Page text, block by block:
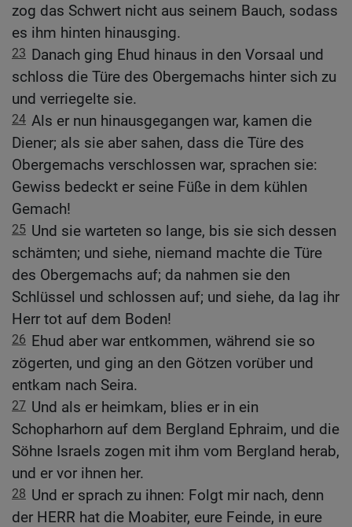
zog das Schwert nicht aus seinem Bauch, sodass
es ihm hinten hinausging.
23 Danach ging Ehud hinaus in den Vorsaal und
schloss die Türe des Obergemachs hinter sich zu
und verriegelte sie.
24 Als er nun hinausgegangen war, kamen die
Diener; als sie aber sahen, dass die Türe des
Obergemachs verschlossen war, sprachen sie:
Gewiss bedeckt er seine Füße in dem kühlen
Gemach!
25 Und sie warteten so lange, bis sie sich dessen
schämten; und siehe, niemand machte die Türe
des Obergemachs auf; da nahmen sie den
Schlüssel und schlossen auf; und siehe, da lag ihr
Herr tot auf dem Boden!
26 Ehud aber war entkommen, während sie so
zögerten, und ging an den Götzen vorüber und
entkam nach Seira.
27 Und als er heimkam, blies er in ein
Schopharhorn auf dem Bergland Ephraim, und die
Söhne Israels zogen mit ihm vom Bergland herab,
und er vor ihnen her.
28 Und er sprach zu ihnen: Folgt mir nach, denn
der HERR hat die Moabiter, eure Feinde, in eure